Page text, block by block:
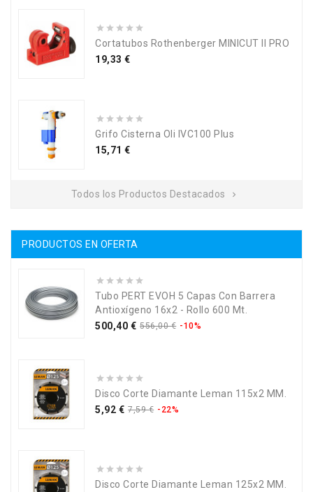
Cortatubos Rothenberger MINICUT II PRO
Precio
19,33 €
Grifo Cisterna Oli IVC100 Plus
Precio
15,71 €
Todos los Productos Destacados 
PRODUCTOS EN OFERTA
Tubo PERT EVOH 5 Capas Con Barrera
Antioxígeno 16x2 - Rollo 600 Mt.
500,40 € 556,00 € -10%
Disco Corte Diamante Leman 115x2 MM.
5,92 € 7,59 € -22%
Disco Corte Diamante Leman 125x2 MM.